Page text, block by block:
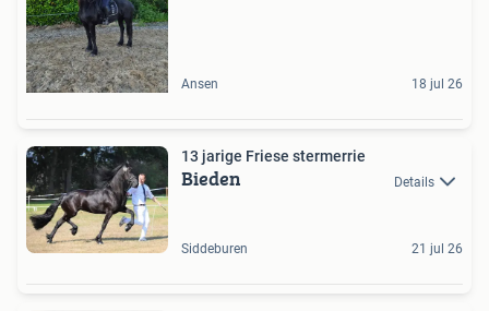
Ansen 18 jul 26
13 jarige Friese stermerrie
Bieden Details
Siddeburen 21 jul 26